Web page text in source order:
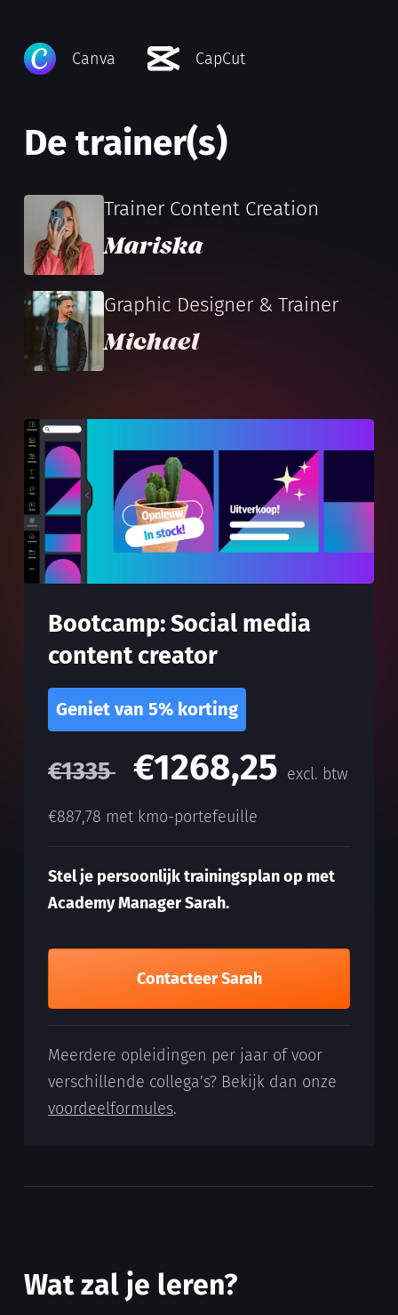
Canva CapCut
De trainer(s)
Trainer Content Creation
Mariska
Graphic Designer & Trainer
Michael
Bootcamp: Social media
content creator
Geniet van 5% korting
€1335 €1268,25 excl. btw
€887,78 met kmo-portefeuille
Stel je persoonlijk trainingsplan op met
Academy Manager Sarah.
Contacteer Sarah
Meerdere opleidingen per jaar of voor
verschillende collega’s? Bekijk dan onze
voordeelformules.
Wat zal je leren?